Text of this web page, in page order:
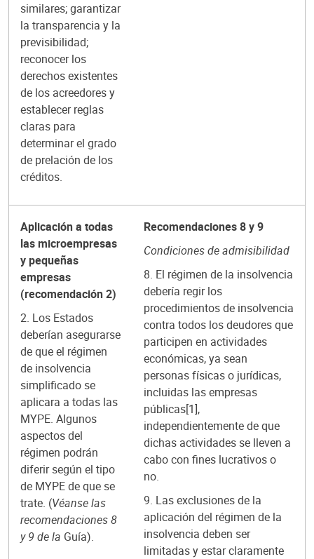
similares; garantizar
la transparencia y la
previsibilidad;
reconocer los
derechos existentes
de los acreedores y
establecer reglas
claras para
determinar el grado
de prelación de los
créditos.
Aplicación a todas
las microempresas
y pequeñas
empresas
(recomendación 2)
2. Los Estados
deberían asegurarse
de que el régimen
de insolvencia
simplificado se
aplicara a todas las
MYPE. Algunos
aspectos del
régimen podrán
diferir según el tipo
de MYPE de que se
trate. (Véanse las
recomendaciones 8
y 9 de la Guía).
Recomendaciones 8 y 9
Condiciones de admisibilidad
8. El régimen de la insolvencia
debería regir los
procedimientos de insolvencia
contra todos los deudores que
participen en actividades
económicas, ya sean
personas físicas o jurídicas,
incluidas las empresas
públicas[1],
independientemente de que
dichas actividades se lleven a
cabo con fines lucrativos o
no.
9. Las exclusiones de la
aplicación del régimen de la
insolvencia deben ser
limitadas y estar claramente